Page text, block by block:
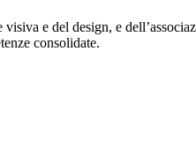
e del design, e
consolidate.